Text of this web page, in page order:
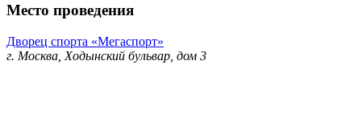
Место проведения
Дворец спорта «Мегаспорт»
г. Москва, Ходынский бульвар, дом 3